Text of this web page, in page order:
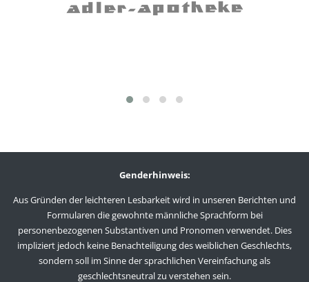
Genderhinweis:
Aus Gründen der leichteren Lesbarkeit wird in unseren Berichten und
Formularen die gewohnte männliche Sprachform bei
personenbezogenen Substantiven und Pronomen verwendet. Dies
impliziert jedoch keine Benachteiligung des weiblichen Geschlechts,
sondern soll im Sinne der sprachlichen Vereinfachung als
geschlechtsneutral zu verstehen sein.